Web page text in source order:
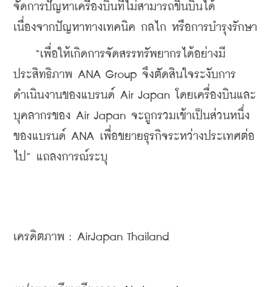
จัดการปัญหาเครื่องบินที่ไม่สามารถขึ้นบินได้
เนื่องจากปัญหาทางเทคนิค กลไก หรือการบำรุงรักษา
“เพื่อให้เกิดการจัดสรรทรัพยากรได้อย่างมี
ประสิทธิภาพ ANA Group จึงตัดสินใจระงับการ
ดำเนินงานของแบรนด์ Air Japan โดยเครื่องบินและ
บุคลากรของ Air Japan จะถูกรวมเข้าเป็นส่วนหนึ่ง
ของแบรนด์ ANA เพื่อขยายธุรกิจระหว่างประเทศต่อ
ไป” แถลงการณ์ระบุ
เครดิตภาพ : AirJapan Thailand